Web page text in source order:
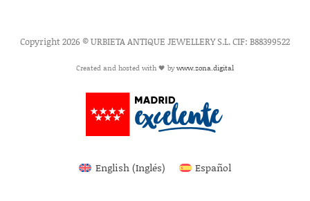
Copyright 2026 © URBIETA ANTIQUE JEWELLERY S.L. CIF: B88399522
Created and hosted with 🖤 bywww.zona.digital
English(Inglés) Español